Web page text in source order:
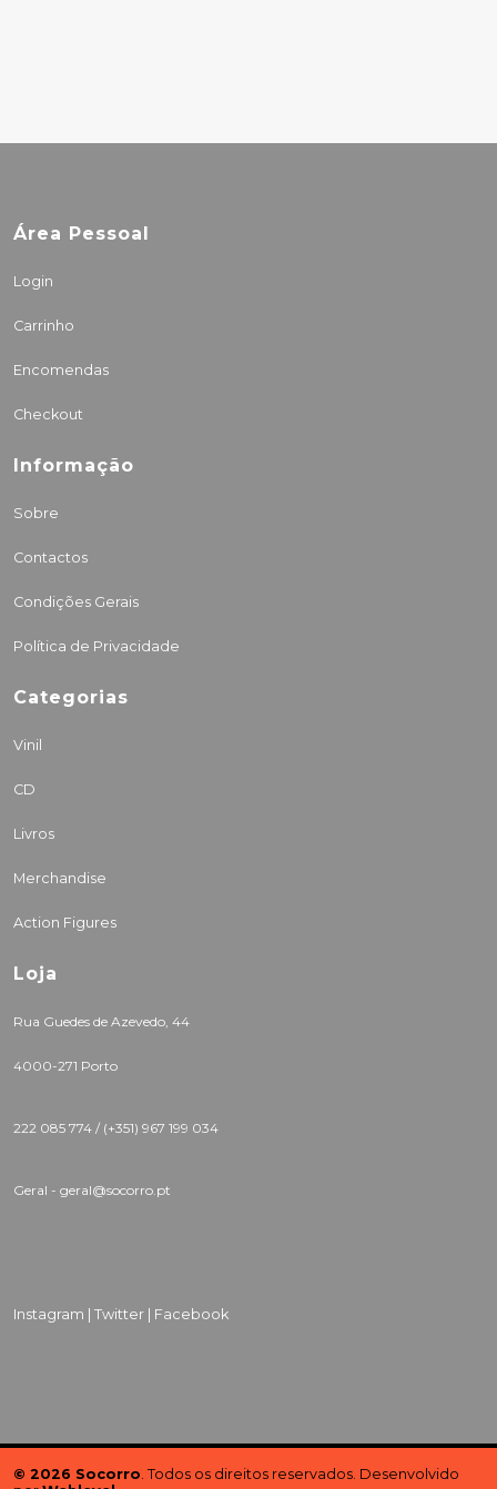
Área Pessoal
Login
Carrinho
Encomendas
Checkout
Informação
Sobre
Contactos
Condições Gerais
Política de Privacidade
Categorias
Vinil
CD
Livros
Merchandise
Action Figures
Loja
Rua Guedes de Azevedo, 44
4000-271 Porto
222 085 774 / (+351) 967 199 034
Geral - geral@socorro.pt
Instagram | Twitter | Facebook
© 2026 Socorro. Todos os direitos reservados. Desenvolvido